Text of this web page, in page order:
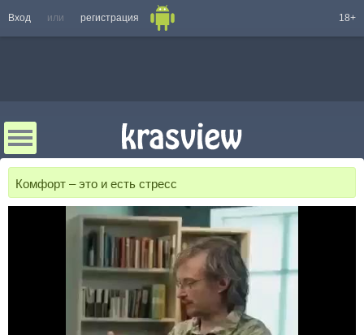
Вход или регистрация 18+
Комфорт – это и есть стресс